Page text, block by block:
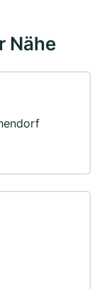
Nähe